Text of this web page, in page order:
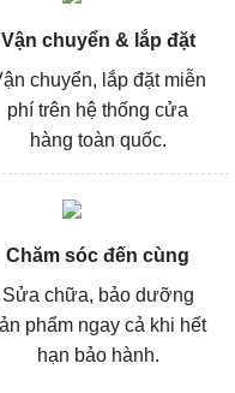
Vận chuyển & lắp đặt
chuyển, lắp đặt miễn
phí trên hệ thống cửa
hàng toàn quốc.
Chăm sóc đến cùng
Sửa chữa, bảo dưỡng
phẩm ngay cả khi hết
hạn bảo hành.